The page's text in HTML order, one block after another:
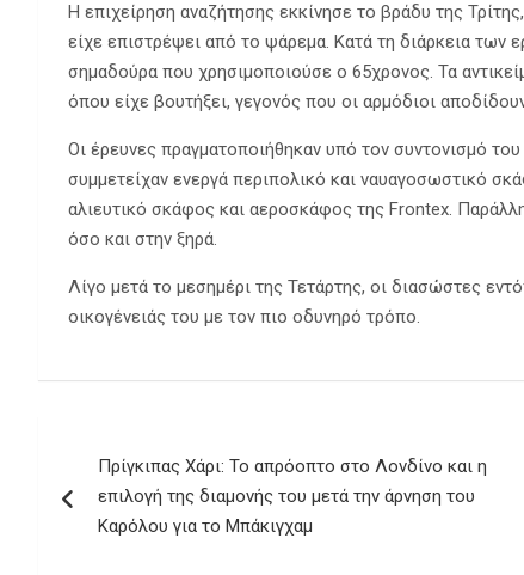
Η επιχείρηση αναζήτησης εκκίνησε το βράδυ της
είχε επιστρέψει από το ψάρεμα. Κατά τη διάρκεια των
σημαδούρα που χρησιμοποιούσε ο 65χρονος. Τα
όπου είχε βουτήξει, γεγονός που οι αρμόδιοι
Οι έρευνες πραγματοποιήθηκαν υπό τον συντονισμό
συμμετείχαν ενεργά περιπολικό και ναυαγοσωστικό
αλιευτικό σκάφος και αεροσκάφος της Frontex.
όσο και στην ξηρά.
Λίγο μετά το μεσημέρι της Τετάρτης, οι διασώστες
οικογένειάς του με τον πιο οδυνηρό τρόπο.
άρθρων
Πρίγκιπας Χάρι: Το απρόοπτο στο Λονδίνο και η
επιλογή της διαμονής του μετά την άρνηση του
Καρόλου για το Μπάκιγχαμ